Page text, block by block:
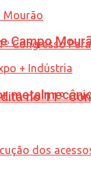
no 11º
Campo